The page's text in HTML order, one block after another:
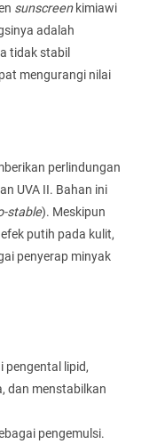
sunscreenkimiawi
adalah
tidak stabil
mengurangi nilai
perlindungan
UVA II. Bahan ini
stable). Meskipun
putih pada kulit,
penyerap minyak
pengental lipid,
dan menstabilkan
pengemulsi.